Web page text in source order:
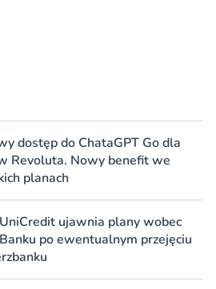
dostęp do ChataGPT Go dla
Revoluta. Nowy benefit we
planach
ujawnia plany wobec
po ewentualnym przejęciu